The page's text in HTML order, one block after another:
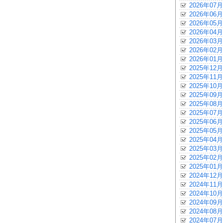
2026年07月
2026年06月
2026年05月
2026年04月
2026年03月
2026年02月
2026年01月
2025年12月
2025年11月
2025年10月
2025年09月
2025年08月
2025年07月
2025年06月
2025年05月
2025年04月
2025年03月
2025年02月
2025年01月
2024年12月
2024年11月
2024年10月
2024年09月
2024年08月
2024年07月